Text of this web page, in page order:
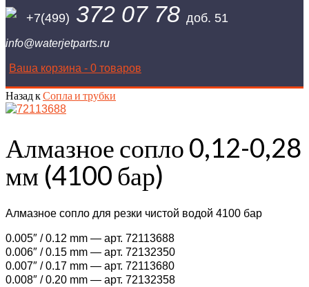
+7(499) 372 07 78 доб. 51
info@waterjetparts.ru
Ваша корзина - 0 товаров
Назад кСопла и трубки
Алмазное сопло 0,12-0,28
мм (4100 бар)
Алмазное сопло для резки чистой водой 4100 бар
0.005″ / 0.12 mm — арт. 72113688
0.006″ / 0.15 mm — арт. 72132350
0.007″ / 0.17 mm — арт. 72113680
0.008″ / 0.20 mm — арт. 72132358